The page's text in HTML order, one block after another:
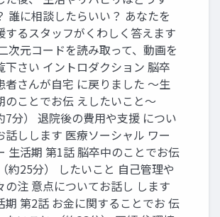
誰に相談したらいい？ あなたを
するスタッフがくわしく答えます
次元コードを読み取って、動画を
下さい イントロダクション 脳卒
者さんが自宅 に戻りました 〜生
のことでお伝 えしたいこと〜
7分） 退院後の費用や支援 につい
話しします 医療ソーシャル ワー
生活期 第1話 脳卒中のことでお伝
約25分） したいこと 自己管理や
の注 意点についてお話し します
期 第2話 お金に関することでお 伝